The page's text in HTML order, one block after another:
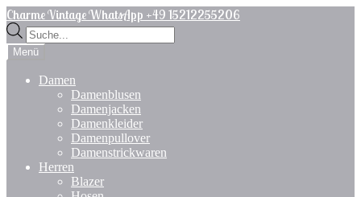
Zur
Navigation
springen
Zum
Inhalt
springen
Charme Vintage WhatsApp +49 15212255206
Products
search
Menü
Damen
Damenblusen
Damenjacken
Damenkleider
Damenpullover
Damenstrickwaren
Herren
Blazer